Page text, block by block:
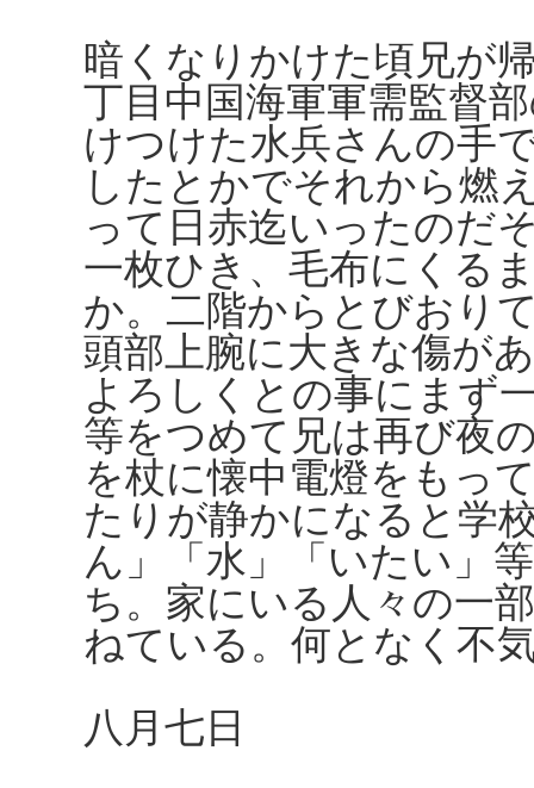
暗くなりかけた頃兄が
丁目中国海軍軍需監督
けつけた水兵さんの手
したとかでそれから燃
って日赤迄いったのだ
一枚ひき、毛布にくる
か。二階からとびおり
頭部上腕に大きな傷が
よろしくとの事にまず
等をつめて兄は再び夜
を杖に懐中電燈をもっ
たりが静かになると学
ん」「水」「いたい」
ち。家にいる人々の一
ねている。何となく不
八月七日